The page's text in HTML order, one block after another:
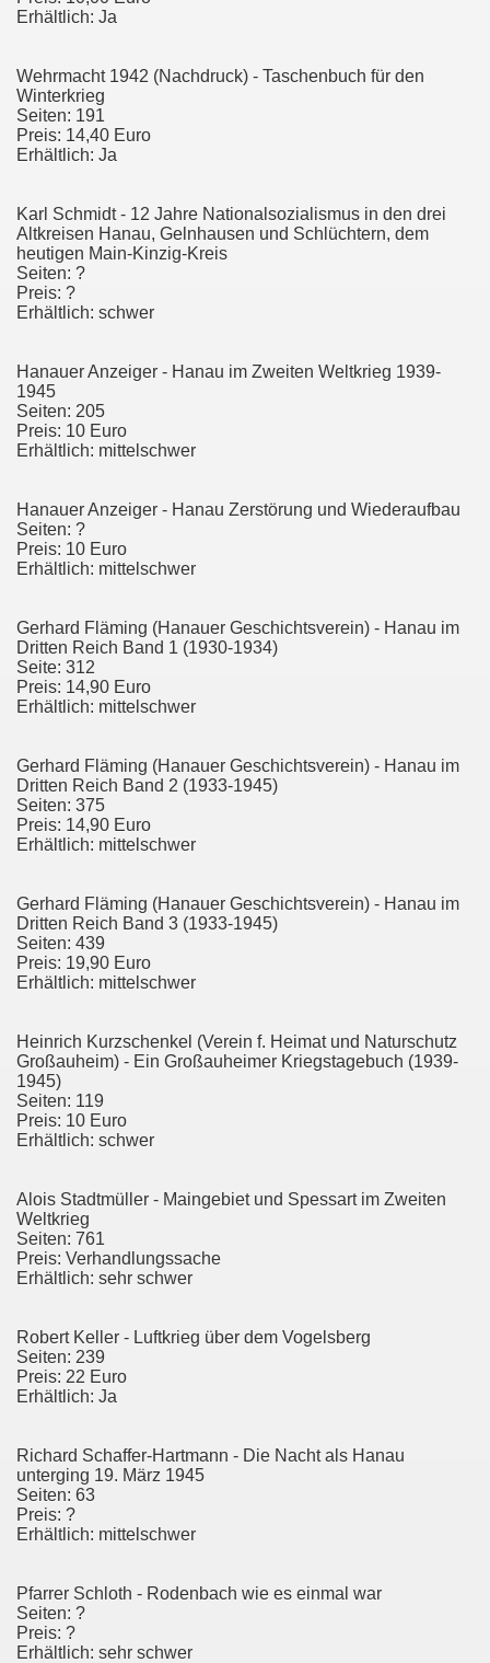
Erhältlich: Ja
Wehrmacht 1942 (Nachdruck) - Taschenbuch für den
Winterkrieg
Seiten: 191
Preis: 14,40 Euro
Erhältlich: Ja
Karl Schmidt - 12 Jahre Nationalsozialismus in den drei
Altkreisen Hanau, Gelnhausen und Schlüchtern, dem
heutigen Main-Kinzig-Kreis
Seiten: ?
Preis: ?
Erhältlich: schwer
Hanauer Anzeiger - Hanau im Zweiten Weltkrieg 1939-
1945
Seiten: 205
Preis: 10 Euro
Erhältlich: mittelschwer
Hanauer Anzeiger - Hanau Zerstörung und Wiederaufbau
Seiten: ?
Preis: 10 Euro
Erhältlich: mittelschwer
Gerhard Fläming (Hanauer Geschichtsverein) - Hanau im
Dritten Reich Band 1 (1930-1934)
Seite: 312
Preis: 14,90 Euro
Erhältlich: mittelschwer
Gerhard Fläming (Hanauer Geschichtsverein) - Hanau im
Dritten Reich Band 2 (1933-1945)
Seiten: 375
Preis: 14,90 Euro
Erhältlich: mittelschwer
Gerhard Fläming (Hanauer Geschichtsverein) - Hanau im
Dritten Reich Band 3 (1933-1945)
Seiten: 439
Preis: 19,90 Euro
Erhältlich: mittelschwer
Heinrich Kurzschenkel (Verein f. Heimat und Naturschutz
Großauheim) - Ein Großauheimer Kriegstagebuch (1939-
1945)
Seiten: 119
Preis: 10 Euro
Erhältlich: schwer
Alois Stadtmüller - Maingebiet und Spessart im Zweiten
Weltkrieg
Seiten: 761
Preis: Verhandlungssache
Erhältlich: sehr schwer
Robert Keller - Luftkrieg über dem Vogelsberg
Seiten: 239
Preis: 22 Euro
Erhältlich: Ja
Richard Schaffer-Hartmann - Die Nacht als Hanau
unterging 19. März 1945
Seiten: 63
Preis: ?
Erhältlich: mittelschwer
Pfarrer Schloth - Rodenbach wie es einmal war
Seiten: ?
Preis: ?
Erhältlich: sehr schwer